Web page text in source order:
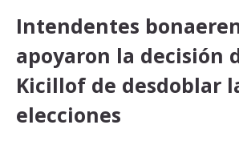
Intendentes
apoyaron la decisión
Kicillof de desdoblar
elecciones